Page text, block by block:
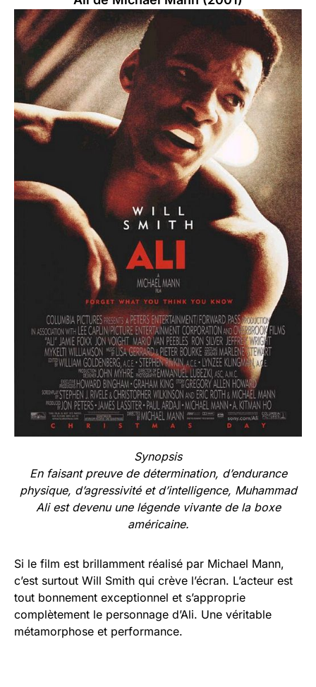
Synopsis
En faisant preuve de détermination, d’endurance
physique, d’agressivité et d’intelligence, Muhammad
Ali est devenu une légende vivante de la boxe
américaine.
Si le film est brillamment réalisé par Michael Mann,
c’est surtout Will Smith qui crève l’écran. L’acteur est
tout bonnement exceptionnel et s’approprie
complètement le personnage d’Ali. Une véritable
métamorphose et performance.